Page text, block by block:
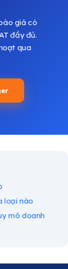
giá có
đầy đủ.
qua
loại nào
mô doanh